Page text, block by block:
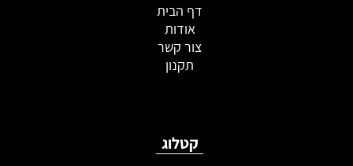
דף הבית
אודות
צור קשר
תקנון
קטלוג